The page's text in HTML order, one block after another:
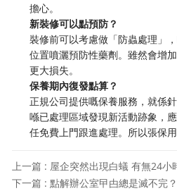
擔心。
新裝修可以點預防？
裝修前可以考慮做「防蟲處理」
位置噴灑預防性藥劑。雖然會增
更大損失。
保養期內復發點算？
正規公司提供嘅保養服務，就係
喺已處理區域發現新活動跡象，
任免費上門跟進處理。所以張保用
上一篇 : 屋企突然出現白蟻 有無24小
下一篇 : 點解辦公室曱甴總是滅不完？